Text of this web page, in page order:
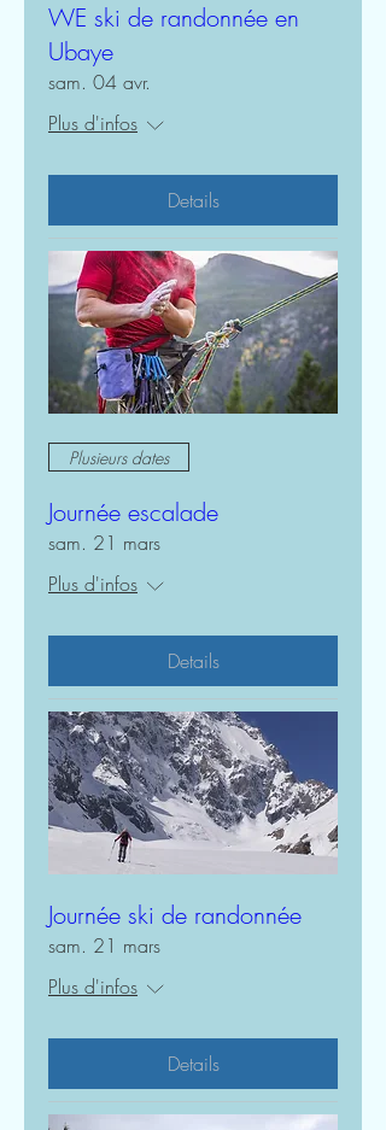
WE ski de randonnée en
Ubaye
sam. 04 avr.
Plus d'infos
Details
Plusieurs dates
Journée escalade
sam. 21 mars
Plus d'infos
Details
Journée ski de randonnée
sam. 21 mars
Plus d'infos
Details